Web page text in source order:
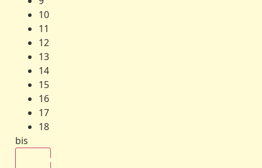
10
11
12
13
14
15
16
17
18
bis